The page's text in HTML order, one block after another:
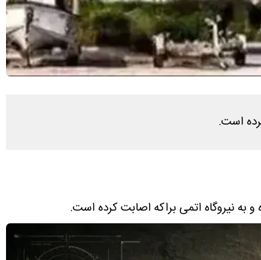
است.
و به نیروگاه اتمی براکه اصابت کرده است.